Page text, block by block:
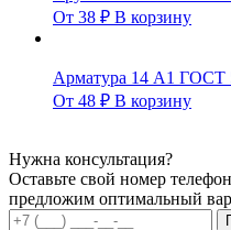
От 38 ₽ В корзину
Арматура 14 А1 ГОСТ
От 48 ₽ В корзину
Нужна консультация?
Оставьте свой номер
предложим оптимальный